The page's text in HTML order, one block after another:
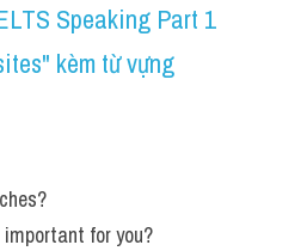
Speaking Part 1
kèm từ vựng
for you?